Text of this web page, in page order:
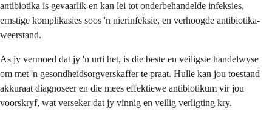
antibiotika is gevaarlik en kan lei tot onderbehandelde infeksies,
ernstige komplikasies soos 'n nierinfeksie, en verhoogde antibiotika-
weerstand.
As jy vermoed dat jy 'n urti het, is die beste en veiligste handelwyse
om met 'n gesondheidsorgverskaffer te praat. Hulle kan jou toestand
akkuraat diagnoseer en die mees effektiewe antibiotikum vir jou
voorskryf, wat verseker dat jy vinnig en veilig verligting kry.